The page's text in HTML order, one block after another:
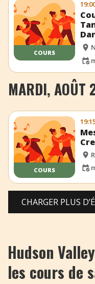
COURS
MARDI, AOÛT
COURS
CHARGER PLUS
Hudson
les cours de